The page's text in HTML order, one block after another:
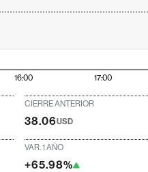
16:00 17:00
CIERRE ANTERIOR
38.06USD
VAR. 1 AÑO
+65.98%